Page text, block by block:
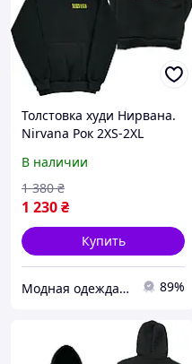
Толстовка худи Нирвана.
Nirvana Рок 2XS-2XL
В наличии
1 230₴
1 380 ₴
Купить
Модная одежда с принтом 89%